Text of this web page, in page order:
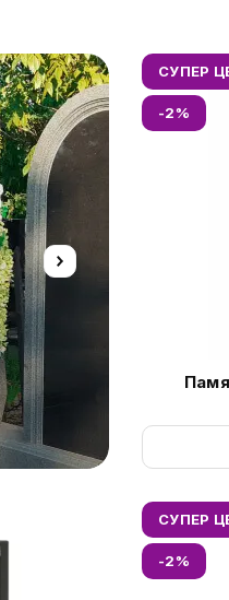
СУПЕР
-2%
СУПЕР
-2%